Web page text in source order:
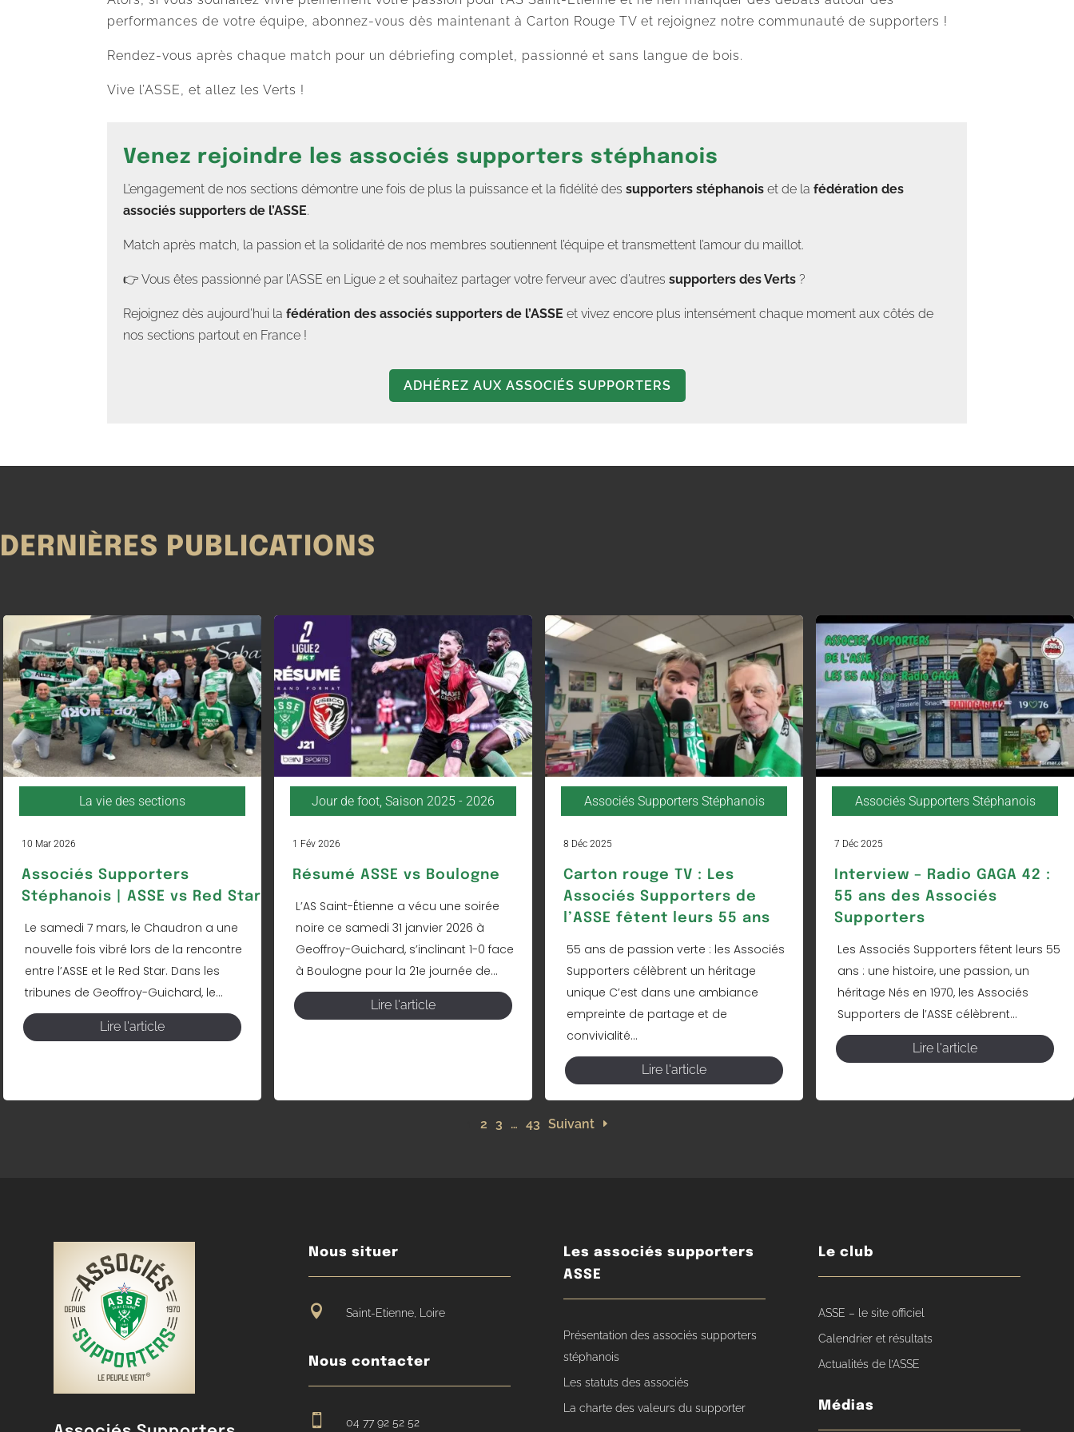
performances de votre équipe, abonnez-vous dès maintenant à Carton Rouge TV et rejoignez notre communauté de supporters !
Rendez-vous après chaque match pour un débriefing complet, passionné et sans langue de bois.
Vive l’ASSE, et allez les Verts !
Venez rejoindre les associés supporters stéphanois
L’engagement de nos sections démontre une fois de plus la puissance et la fidélité des supporters stéphanois et de la fédération des
associés supporters de l’ASSE.
Match après match, la passion et la solidarité de nos membres soutiennent l’équipe et transmettent l’amour du maillot.
👉 Vous êtes passionné par l’ASSE en Ligue 2 et souhaitez partager votre ferveur avec d’autres supporters des Verts ?
Rejoignez dès aujourd’hui la fédération des associés supporters de l’ASSE et vivez encore plus intensément chaque moment aux côtés de
nos sections partout en France !
ADHÉREZ AUX ASSOCIÉS SUPPORTERS
DERNIÈRES PUBLICATIONS
La vie des sections
10 Mar 2026
Associés Supporters
Stéphanois | ASSE vs Red Star
Le samedi 7 mars, le Chaudron a une
nouvelle fois vibré lors de la rencontre
entre l’ASSE et le Red Star. Dans les
tribunes de Geoffroy-Guichard, le...
Lire l'article
Jour de foot Saison 2025 - 2026
1 Fév 2026
Résumé ASSE vs Boulogne
L’AS Saint-Étienne a vécu une soirée
noire ce samedi 31 janvier 2026 à
Geoffroy-Guichard, s’inclinant 1-0 face
à Boulogne pour la 21e journée de...
Lire l'article
Associés Supporters Stéphanois
8 Déc 2025
Carton rouge TV : Les
Associés Supporters de
l’ASSE fêtent leurs 55 ans
55 ans de passion verte : les Associés
Supporters célèbrent un héritage
unique C’est dans une ambiance
empreinte de partage et de
convivialité...
Lire l'article
Associés Supporters Stéphanois
7 Déc 2025
Interview – Radio GAGA 42 :
55 ans des Associés
Supporters
Les Associés Supporters fêtent leurs 55
ans : une histoire, une passion, un
héritage Nés en 1970, les Associés
Supporters de l’ASSE célèbrent...
Lire l'article
2 3 … 43 Suivant
Nous situer
 Saint-Etienne, Loire
Nous contacter
 04 77 92 52 52
Les associés supporters
ASSE
Présentation des associés supporters
stéphanois
Les statuts des associés
La charte des valeurs du supporter
Le club
ASSE – le site officiel
Calendrier et résultats
Actualités de l’ASSE
Médias